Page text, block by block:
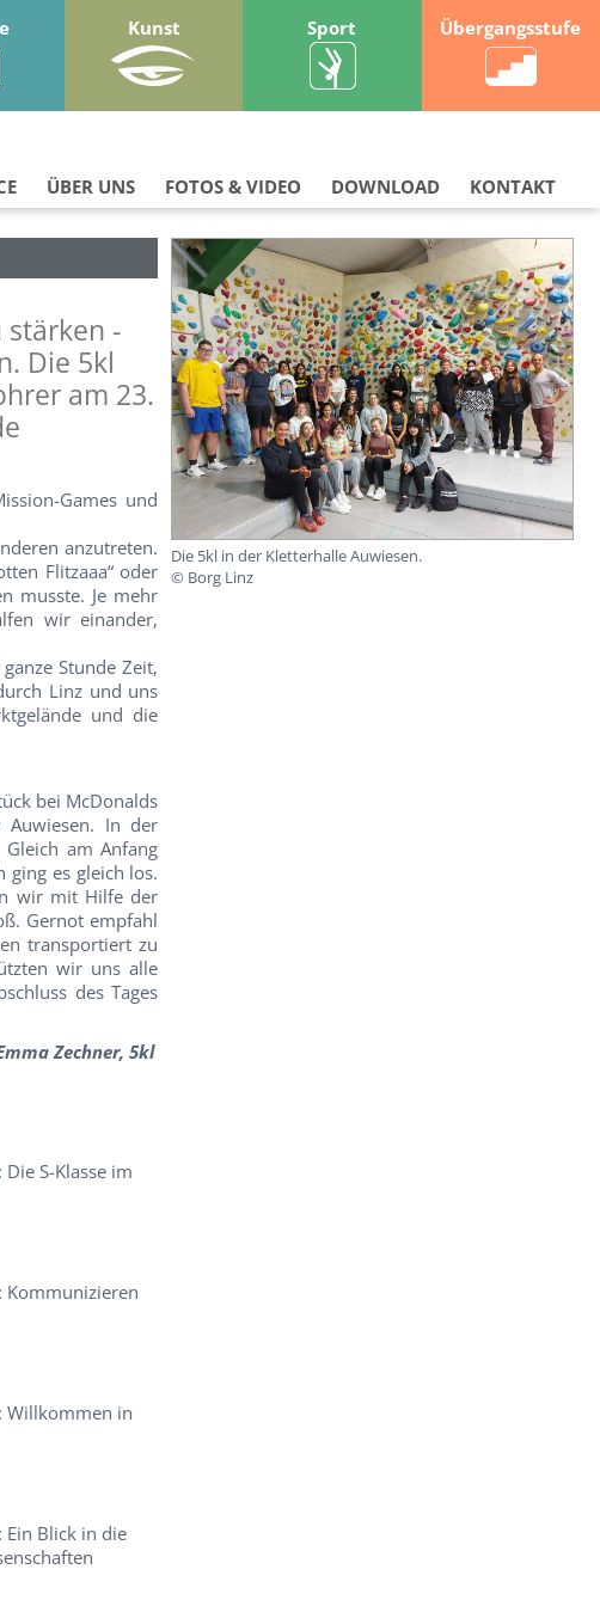
Kunst Sport Übergangsstufe
KONTAKT
DOWNLOAD
FOTOS & VIDEO
ÜBER UNS
stärken -
Die 5kl
am 23.
Games und
anzutreten.
Flitzaaa“ oder
musste. Je mehr
wir einander,
Stunde Zeit,
Linz und uns
und die
bei McDonalds
In der
am Anfang
ging es gleich los.
wir mit Hilfe der
Gernot empfahl
transportiert zu
wir uns alle
des Tages
Zechner, 5kl
S-Klasse im
Kommunizieren
Willkommen in
Blick in die
Die 5kl in der Kletterhalle Auwiesen.
© Borg Linz